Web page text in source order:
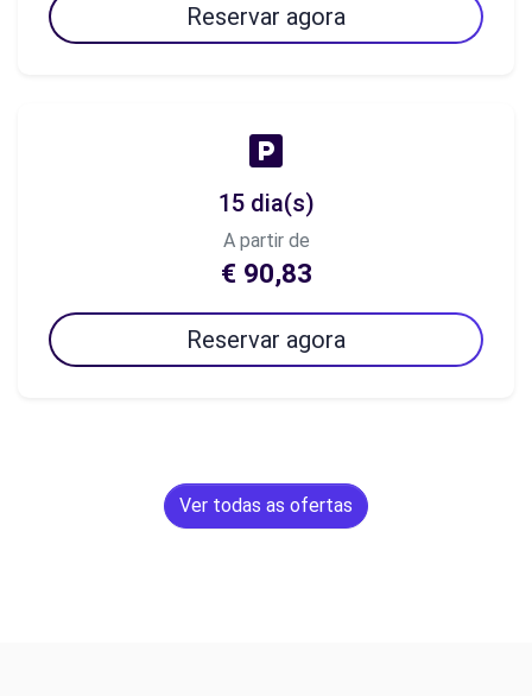
Reservar agora
15 dia(s)
A partir de
€ 90,83
Reservar agora
Ver todas as ofertas